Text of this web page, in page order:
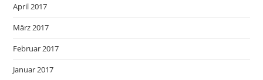
April 2017
März 2017
Februar 2017
Januar 2017